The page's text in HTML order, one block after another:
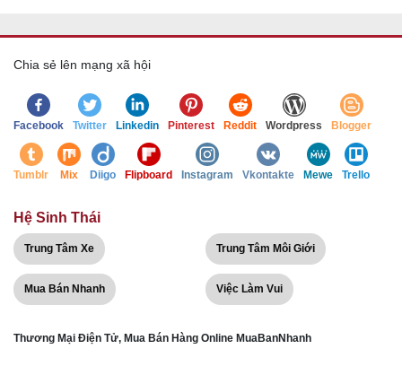
Chia sẻ lên mạng xã hội
Facebook Twitter Linkedin Pinterest Reddit Wordpress Blogger
Tumblr Mix Diigo Flipboard Instagram Vkontakte Mewe Trello
Hệ Sinh Thái
Trung Tâm Xe Trung Tâm Môi Giới
Mua Bán Nhanh Việc Làm Vui
Thương Mại Điện Tử, Mua Bán Hàng Online MuaBanNhanh